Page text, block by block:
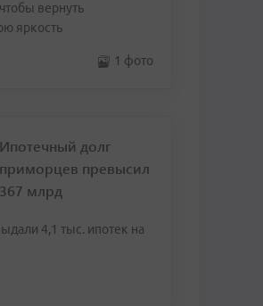
вернуть
яркость
1 фото
Ипотечный долг
приморцев превысил
367 млрд
4,1 тыс. ипотек на